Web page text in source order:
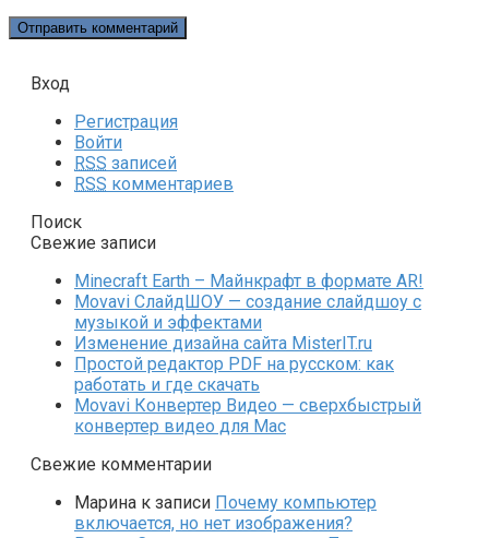
Вход
Регистрация
Войти
RSS записей
RSS комментариев
Поиск
Свежие записи
Minecraft Earth – Майнкрафт в формате AR!
Movavi СлайдШОУ — создание слайдшоу с
музыкой и эффектами
Изменение дизайна сайта MisterIT.ru
Простой редактор PDF на русском: как
работать и где скачать
Movavi Конвертер Видео — сверхбыстрый
конвертер видео для Mac
Свежие комментарии
Марина к записи Почему компьютер
включается, но нет изображения?